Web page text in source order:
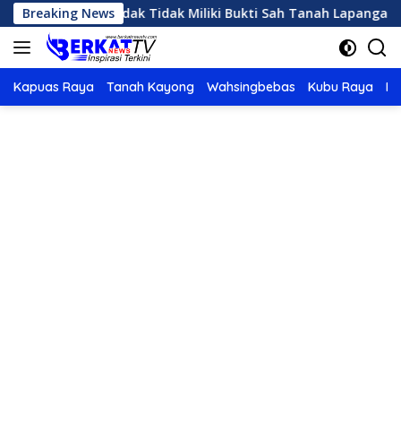
Langsung
ke
konten
Breaking News
Landak Tidak Miliki Bukti Sah Tanah Lapangan Bardanadi
Kapuas Raya Tanah Kayong Wahsingbebas Kubu Raya